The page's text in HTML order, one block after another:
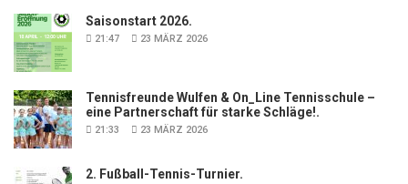
Saisonstart 2026.
21:47 23 MÄRZ 2026
Tennisfreunde Wulfen & On_Line Tennisschule –
eine Partnerschaft für starke Schläge!.
21:33 23 MÄRZ 2026
2. Fußball-Tennis-Turnier.